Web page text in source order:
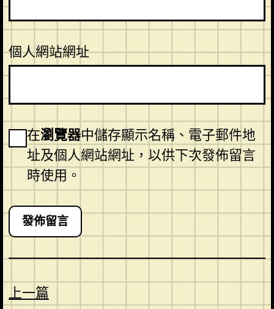
個人網站網址
在瀏覽器中儲存顯示名稱、電子郵件地
址及個人網站網址，以供下次發佈留言
時使用。
上一篇